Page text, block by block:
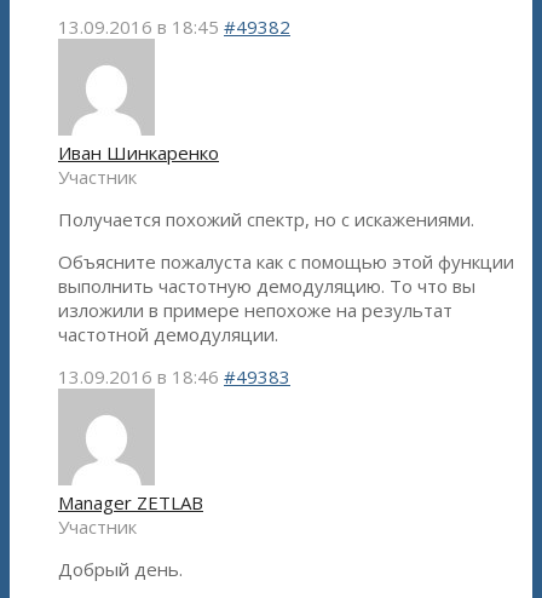
13.09.2016 в 18:45 #49382
Иван Шинкаренко
Участник
Получается похожий спектр, но с искажениями.
Объясните пожалуста как с помощью этой функции
выполнить частотную демодуляцию. То что вы
изложили в примере непохоже на результат
частотной демодуляции.
13.09.2016 в 18:46 #49383
Manager ZETLAB
Участник
Добрый день.